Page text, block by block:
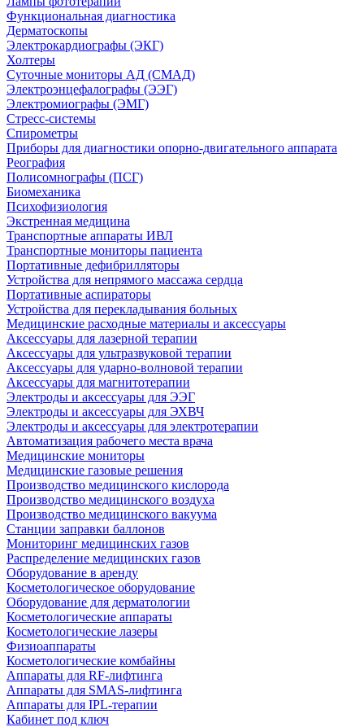
Функциональная диагностика
Дерматоскопы
Электрокардиографы (ЭКГ)
Холтеры
Суточные мониторы АД (СМАД)
Электроэнцефалографы (ЭЭГ)
Электромиографы (ЭМГ)
Стресс-системы
Спирометры
Приборы для диагностики опорно-двигательного аппарата
Реография
Полисомнографы (ПСГ)
Биомеханика
Психофизиология
Экстренная медицина
Транспортные аппараты ИВЛ
Транспортные мониторы пациента
Портативные дефибрилляторы
Устройства для непрямого массажа сердца
Портативные аспираторы
Устройства для перекладывания больных
Медицинские расходные материалы и аксессуары
Аксессуары для лазерной терапии
Аксессуары для ультразвуковой терапии
Аксессуары для ударно-волновой терапии
Аксессуары для магнитотерапии
Электроды и аксессуары для ЭЭГ
Электроды и аксессуары для ЭХВЧ
Электроды и аксессуары для электротерапии
Автоматизация рабочего места врача
Медицинские мониторы
Медицинские газовые решения
Производство медицинского кислорода
Производство медицинского воздуха
Производство медицинского вакуума
Станции заправки баллонов
Мониторинг медицинских газов
Распределение медицинских газов
Оборудование в аренду
Косметологическое оборудование
Оборудование для дерматологии
Косметологические аппараты
Косметологические лазеры
Физиоаппараты
Косметологические комбайны
Аппараты для RF-лифтинга
Аппараты для SMAS-лифтинга
Аппараты для IPL-терапии
Кабинет под ключ